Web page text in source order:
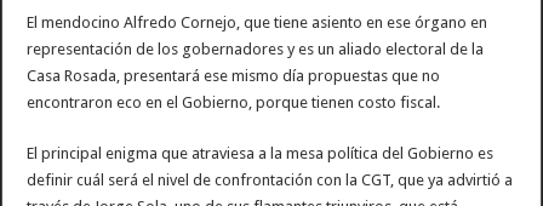
El mendocino Alfredo Cornejo, que tiene asiento en ese órgano en
representación de los gobernadores y es un aliado electoral de la
Casa Rosada, presentará ese mismo día propuestas que no
encontraron eco en el Gobierno, porque tienen costo fiscal.
El principal enigma que atraviesa a la mesa política del Gobierno es
definir cuál será el nivel de confrontación con la CGT, que ya advirtió a